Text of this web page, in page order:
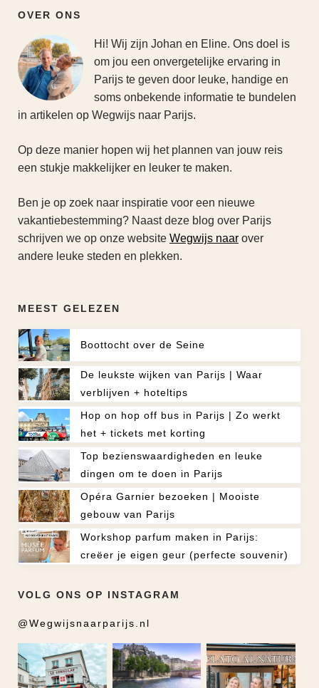
OVER ONS
Hi! Wij zijn Johan en Eline. Ons doel is
om jou een onvergetelijke ervaring in
Parijs te geven door leuke, handige en
soms onbekende informatie te bundelen
in artikelen op Wegwijs naar Parijs.
Op deze manier hopen wij het plannen van jouw reis
een stukje makkelijker en leuker te maken.
Ben je op zoek naar inspiratie voor een nieuwe
vakantiebestemming? Naast deze blog over Parijs
schrijven we op onze website Wegwijs naar over
andere leuke steden en plekken.
MEEST GELEZEN
Boottocht over de Seine
De leukste wijken van Parijs | Waar
verblijven + hoteltips
Hop on hop off bus in Parijs | Zo werkt
het + tickets met korting
Top bezienswaardigheden en leuke
dingen om te doen in Parijs
Opéra Garnier bezoeken | Mooiste
gebouw van Parijs
Workshop parfum maken in Parijs:
creëer je eigen geur (perfecte souvenir)
VOLG ONS OP INSTAGRAM
@Wegwijsnaarparijs.nl